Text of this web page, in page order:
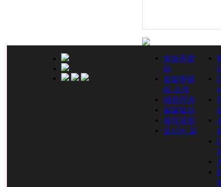
밀알쥬얼
리
밀알쥬얼
리 소개
매장전경
밀알일상
제작과정
오시는 길